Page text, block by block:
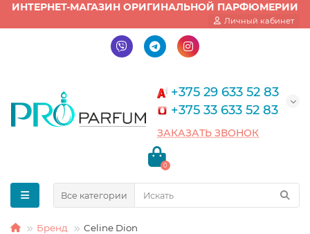
Личный кабинет
ИНТЕРНЕТ-МАГАЗИН ОРИГИНАЛЬНОЙ ПАРФЮМЕРИИ
+375 29 633 52 83
+375 33 633 52 83
ЗАКАЗАТЬ ЗВОНОК
0
Все категории
Бренд Celine Dion